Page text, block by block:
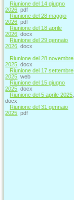
Riunione del 14 giugno
2026 , pdf
Riunione del 28 maggio
2026 , pdf
Riunione del 18 aprile
2026 , docx
Riunione del 29 gennaio
2026 , docx
Riunione del 28 novembre
2025 , docx
Riunione del 17 settembre
2025 , web
Riunione del 15 giugno
2025 , docx
Riunione del 5 aprile 2025
docx
Riunione del 31 gennaio
2025 , pdf